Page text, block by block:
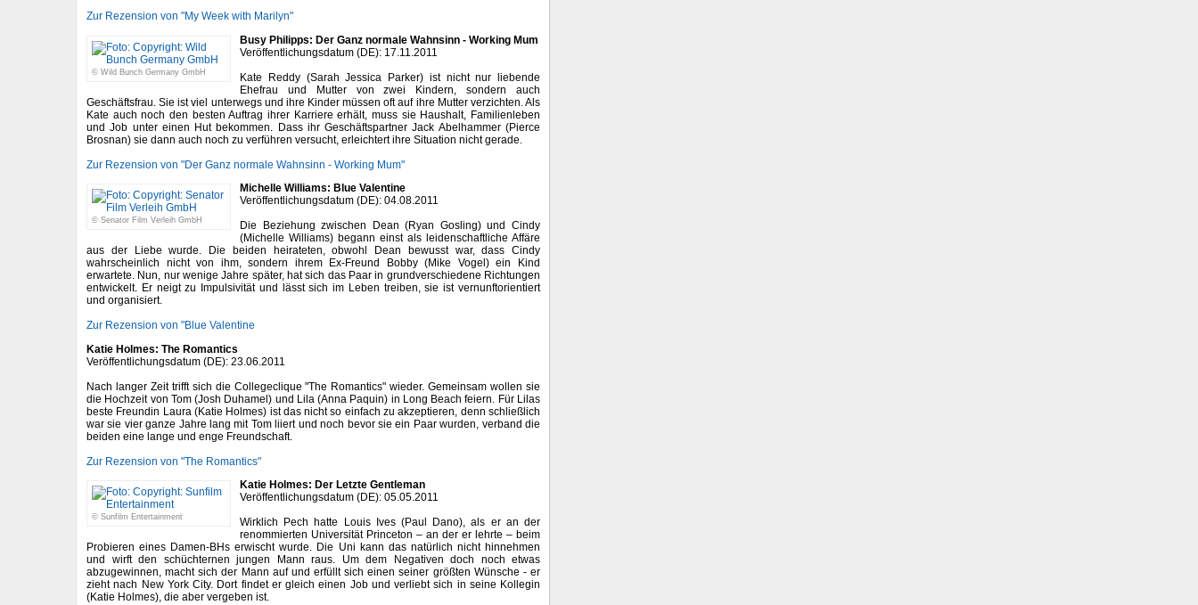
Zur Rezension von "My Week with Marilyn"
© Wild Bunch Germany GmbH
Busy Philipps: Der Ganz normale Wahnsinn - Working Mum
Veröffentlichungsdatum (DE): 17.11.2011
Kate Reddy (Sarah Jessica Parker) ist nicht nur liebende
Ehefrau und Mutter von zwei Kindern, sondern auch
Geschäftsfrau. Sie ist viel unterwegs und ihre Kinder müssen oft auf ihre Mutter verzichten. Als
Kate auch noch den besten Auftrag ihrer Karriere erhält, muss sie Haushalt, Familienleben
und Job unter einen Hut bekommen. Dass ihr Geschäftspartner Jack Abelhammer (Pierce
Brosnan) sie dann auch noch zu verführen versucht, erleichtert ihre Situation nicht gerade.
Zur Rezension von "Der Ganz normale Wahnsinn - Working Mum"
© Senator Film Verleih GmbH
Michelle Williams: Blue Valentine
Veröffentlichungsdatum (DE): 04.08.2011
Die Beziehung zwischen Dean (Ryan Gosling) und Cindy
(Michelle Williams) begann einst als leidenschaftliche Affäre
aus der Liebe wurde. Die beiden heirateten, obwohl Dean bewusst war, dass Cindy
wahrscheinlich nicht von ihm, sondern ihrem Ex-Freund Bobby (Mike Vogel) ein Kind
erwartete. Nun, nur wenige Jahre später, hat sich das Paar in grundverschiedene Richtungen
entwickelt. Er neigt zu Impulsivität und lässt sich im Leben treiben, sie ist vernunftorientiert
und organisiert.
Zur Rezension von "Blue Valentine
Katie Holmes: The Romantics
Veröffentlichungsdatum (DE): 23.06.2011
Nach langer Zeit trifft sich die Collegeclique "The Romantics" wieder. Gemeinsam wollen sie
die Hochzeit von Tom (Josh Duhamel) und Lila (Anna Paquin) in Long Beach feiern. Für Lilas
beste Freundin Laura (Katie Holmes) ist das nicht so einfach zu akzeptieren, denn schließlich
war sie vier ganze Jahre lang mit Tom liiert und noch bevor sie ein Paar wurden, verband die
beiden eine lange und enge Freundschaft.
Zur Rezension von "The Romantics"
© Sunfilm Entertainment
Katie Holmes: Der Letzte Gentleman
Veröffentlichungsdatum (DE): 05.05.2011
Wirklich Pech hatte Louis Ives (Paul Dano), als er an der
renommierten Universität Princeton – an der er lehrte – beim
Probieren eines Damen-BHs erwischt wurde. Die Uni kann das natürlich nicht hinnehmen
und wirft den schüchternen jungen Mann raus. Um dem Negativen doch noch etwas
abzugewinnen, macht sich der Mann auf und erfüllt sich einen seiner größten Wünsche - er
zieht nach New York City. Dort findet er gleich einen Job und verliebt sich in seine Kollegin
(Katie Holmes), die aber vergeben ist.